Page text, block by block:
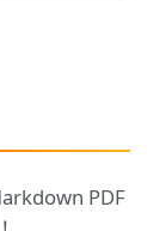
PDF